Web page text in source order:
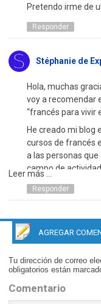
Pretendo irme de
Responder
Stéphanie de
Hola, muchas
voy a recomendar
“francés para vivir
He creado mi blog
cursos de francés
a las personas
campo de
interactivos y
http://
• Francés de
• Preparar una
http://
en-frances/
• Francés para el
Leer más ...
Responder
AGREGAR
Tu dirección de correo
obligatorios están
Comentario